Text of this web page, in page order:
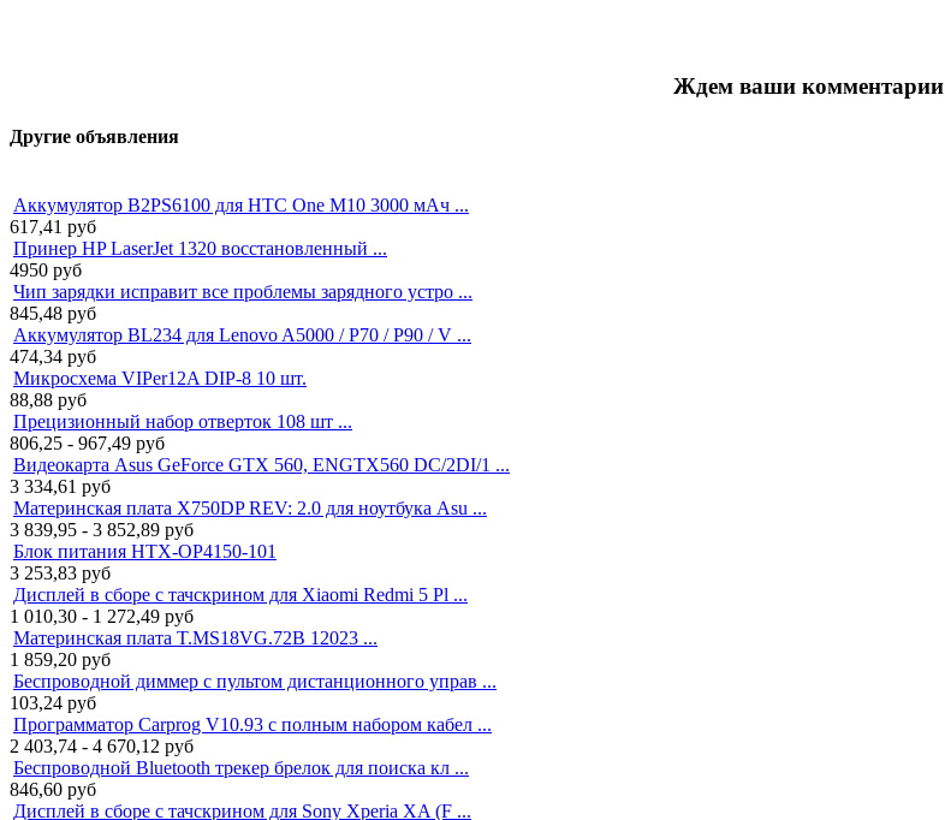
Ждем ваши комментарии
Другие объявления
Аккумулятор B2PS6100 для HTC One M10 3000 мАч ...
617,41 руб
Принер HP LaserJet 1320 восстановленный ...
4950 руб
Чип зарядки исправит все проблемы зарядного устро ...
845,48 руб
Аккумулятор BL234 для Lenovo A5000 / P70 / P90 / V ...
474,34 руб
Микросхема VIPer12A DIP-8 10 шт.
88,88 руб
Прецизионный набор отверток 108 шт ...
806,25 - 967,49 руб
Видеокарта Asus GeForce GTX 560, ENGTX560 DC/2DI/1 ...
3 334,61 руб
Материнская плата X750DP REV: 2.0 для ноутбука Asu ...
3 839,95 - 3 852,89 руб
Блок питания HTX-OP4150-101
3 253,83 руб
Дисплей в сборе с тачскрином для Xiaomi Redmi 5 Pl ...
1 010,30 - 1 272,49 руб
Материнская плата T.MS18VG.72B 12023 ...
1 859,20 руб
Беспроводной диммер с пультом дистанционного управ ...
103,24 руб
Программатор Carprog V10.93 с полным набором кабел ...
2 403,74 - 4 670,12 руб
Беспроводной Bluetooth трекер брелок для поиска кл ...
846,60 руб
Дисплей в сборе с тачскрином для Sony Xperia XA (F ...